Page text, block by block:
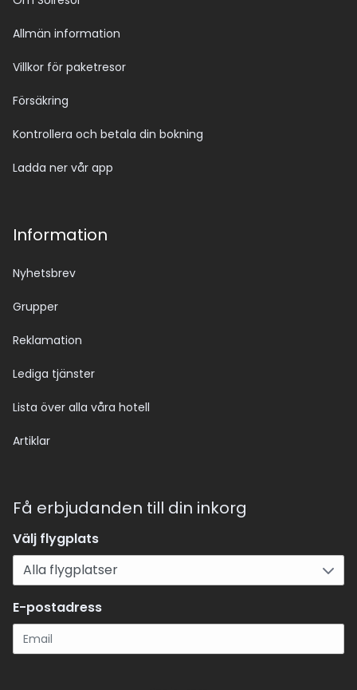
Allmän information
Villkor för paketresor
Försäkring
Kontrollera och betala din bokning
Ladda ner vår app
Information
Nyhetsbrev
Grupper
Reklamation
Lediga tjänster
Lista över alla våra hotell
Artiklar
Få erbjudanden till din inkorg
Välj flygplats
E-postadress